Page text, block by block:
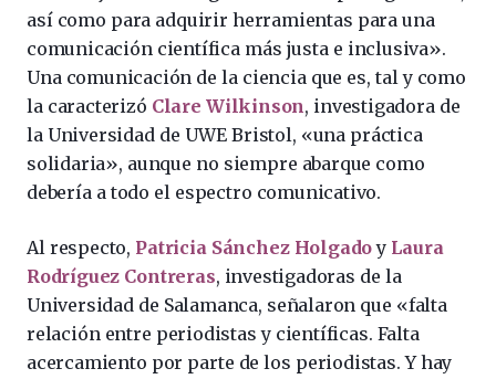
así como para adquirir herramientas para una
comunicación científica más justa e inclusiva».
Una comunicación de la ciencia que es, tal y como
la caracterizó Clare Wilkinson, investigadora de
la Universidad de UWE Bristol, «una práctica
solidaria», aunque no siempre abarque como
debería a todo el espectro comunicativo.
Al respecto, Patricia Sánchez Holgadoy Laura
Rodríguez Contreras, investigadoras de la
Universidad de Salamanca, señalaron que «falta
relación entre periodistas y científicas. Falta
acercamiento por parte de los periodistas. Y hay